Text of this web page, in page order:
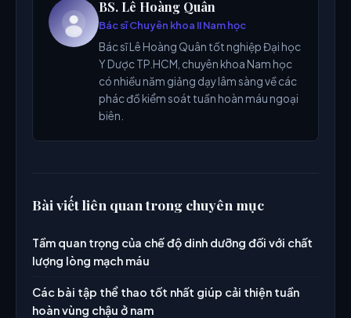
BS. Lê Hoàng Quân
Bác sĩ Chuyên khoa II Nam học
Bác sĩ Lê Hoàng Quân tốt nghiệp Đại học
Y Dược TP.HCM, chuyên khoa Nam học
có nhiều năm giảng dạy lâm sàng về các
phác đồ kiểm soát tuần hoàn máu ngoại
biên.
Bài viết liên quan trong chuyên mục
Tầm quan trọng của chế độ dinh dưỡng đối với chất
lượng lòng mạch máu
Các bài tập thể thao tốt nhất giúp cải thiện tuần
hoàn vùng chậu ở nam